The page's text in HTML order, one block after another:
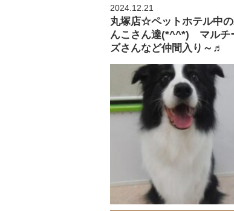
2024.12.21
丸塚店☆ペットホテル中
んこさん達(*^^*) マルチ
ズさんなど仲間入り～♬